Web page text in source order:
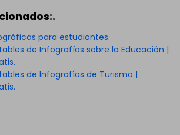
para estudiantes.
de Infografías sobre la Educación |
de Infografías de Turismo |